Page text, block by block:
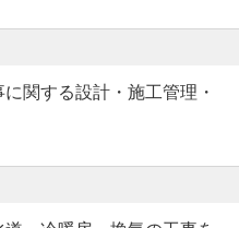
関する設計・施工管理・